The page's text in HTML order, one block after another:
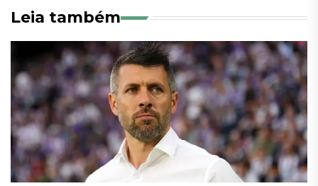
Leia também